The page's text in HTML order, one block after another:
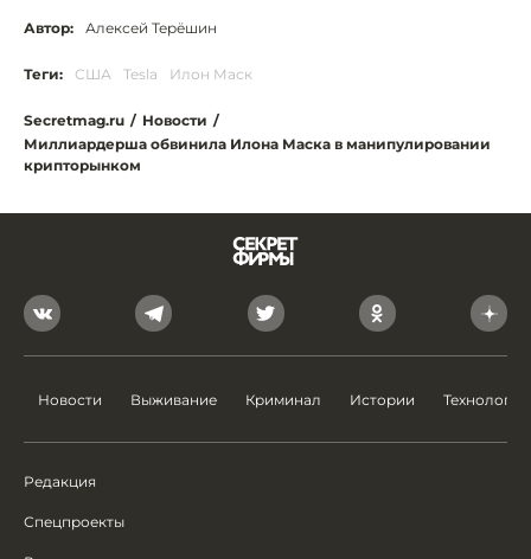
Автор: Алексей Терёшин
Теги: США Tesla Илон Маск
Secretmag.ru / Новости /
Миллиардерша обвинила Илона Маска в манипулировании
крипторынком
Новости Выживание Криминал Истории Технологии
Редакция
Спецпроекты